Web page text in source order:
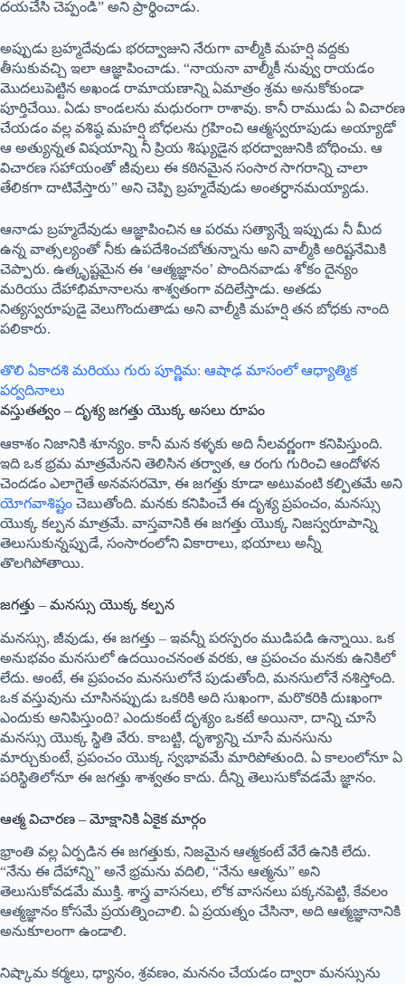
దయచేసి చెప్పండి” అని ప్రార్థించాడు.
అప్పుడు బ్రహ్మదేవుడు భరద్వాజుని నేరుగా వాల్మీకి మహర్షి వద్దకు
తీసుకువచ్చి ఇలా ఆజ్ఞాపించాడు. “నాయనా వాల్మీకీ నువ్వు రాయడం
మొదలుపెట్టిన అఖండ రామాయణాన్ని ఏమాత్రం శ్రమ అనుకోకుండా
పూర్తిచేయి. ఏడు కాండలను మధురంగా రాశావు. కానీ రాముడు ఏ విచారణ
చేయడం వల్ల వశిష్ఠ మహర్షి బోధలను గ్రహించి ఆత్మస్వరూపుడు అయ్యాడో
ఆ అత్యున్నత విషయాన్ని నీ ప్రియ శిష్యుడైన భరద్వాజునికి బోధించు. ఆ
విచారణ సహాయంతో జీవులు ఈ కఠినమైన సంసార సాగరాన్ని చాలా
తేలికగా దాటివేస్తారు” అని చెప్పి బ్రహ్మదేవుడు అంతర్ధానమయ్యాడు.
ఆనాడు బ్రహ్మదేవుడు ఆజ్ఞాపించిన ఆ పరమ సత్యాన్నే ఇప్పుడు నీ మీద
ఉన్న వాత్సల్యంతో నీకు ఉపదేశించబోతున్నాను అని వాల్మీకి అరిష్టనేమికి
చెప్పారు. ఉత్కృష్టమైన ఈ ‘ఆత్మజ్ఞానం’ పొందినవాడు శోకం దైన్యం
మరియు దేహాభిమానాలను శాశ్వతంగా వదిలేస్తాడు. అతడు
నిత్యస్వరూపుడై వెలుగొందుతాడు అని వాల్మీకి మహర్షి తన బోధకు నాంది
పలికారు.
తొలి ఏకాదశి మరియు గురు పూర్ణిమ: ఆషాఢ మాసంలో ఆధ్యాత్మిక
పర్వదినాలు
వస్తుతత్వం – దృశ్య జగత్తు యొక్క అసలు రూపం
ఆకాశం నిజానికి శూన్యం. కానీ మన కళ్ళకు అది నీలవర్ణంగా కనిపిస్తుంది.
ఇది ఒక భ్రమ మాత్రమేనని తెలిసిన తర్వాత, ఆ రంగు గురించి ఆందోళన
చెందడం ఎలాగైతే అనవసరమో, ఈ జగత్తు కూడా అటువంటి కల్పితమే అని
యోగవాశిష్టం చెబుతోంది. మనకు కనిపించే ఈ దృశ్య ప్రపంచం, మనస్సు
యొక్క కల్పన మాత్రమే. వాస్తవానికి ఈ జగత్తు యొక్క నిజస్వరూపాన్ని
తెలుసుకున్నప్పుడే, సంసారంలోని వికారాలు, భయాలు అన్నీ
తొలగిపోతాయి.
జగత్తు – మనస్సు యొక్క కల్పన
మనస్సు, జీవుడు, ఈ జగత్తు – ఇవన్నీ పరస్పరం ముడిపడి ఉన్నాయి. ఒక
అనుభవం మనసులో ఉదయించనంత వరకు, ఆ ప్రపంచం మనకు ఉనికిలో
లేదు. అంటే, ఈ ప్రపంచం మనసులోనే పుడుతోంది, మనసులోనే నశిస్తోంది.
ఒక వస్తువును చూసినప్పుడు ఒకరికి అది సుఖంగా, మరొకరికి దుఃఖంగా
ఎందుకు అనిపిస్తుంది? ఎందుకంటే దృశ్యం ఒకటే అయినా, దాన్ని చూసే
మనస్సు యొక్క స్థితి వేరు. కాబట్టి, దృశ్యాన్ని చూసే మనసును
మార్చుకుంటే, ప్రపంచం యొక్క స్వభావమే మారిపోతుంది. ఏ కాలంలోనూ ఏ
పరిస్థితిలోనూ ఈ జగత్తు శాశ్వతం కాదు. దీన్ని తెలుసుకోవడమే జ్ఞానం.
ఆత్మ విచారణ – మోక్షానికి ఏకైక మార్గం
భ్రాంతి వల్ల ఏర్పడిన ఈ జగత్తుకు, నిజమైన ఆత్మకంటే వేరే ఉనికి లేదు.
“నేను ఈ దేహాన్ని” అనే భ్రమను వదిలి, “నేను ఆత్మను” అని
తెలుసుకోవడమే ముక్తి. శాస్త్ర వాసనలు, లోక వాసనలు పక్కనపెట్టి, కేవలం
ఆత్మజ్ఞానం కోసమే ప్రయత్నించాలి. ఏ ప్రయత్నం చేసినా, అది ఆత్మజ్ఞానానికి
అనుకూలంగా ఉండాలి.
నిష్కామ కర్మలు, ధ్యానం, శ్రవణం, మననం చేయడం ద్వారా మనస్సును